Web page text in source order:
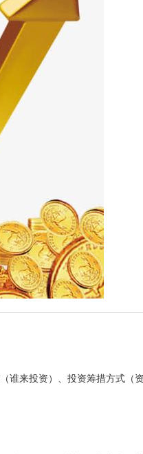
谁来投资）、投资筹措方式（